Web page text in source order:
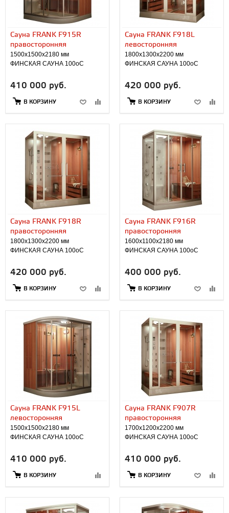
Сауна FRANK F915R
правосторонняя
1500х1500х2180 мм
ФИНСКАЯ САУНА 100оС
410 000 руб.
В КОРЗИНУ
Сауна FRANK F918L
левосторонняя
1800х1300х2200 мм
ФИНСКАЯ САУНА 100оС
420 000 руб.
В КОРЗИНУ
Сауна FRANK F918R
правосторонняя
1800х1300х2200 мм
ФИНСКАЯ САУНА 100оС
420 000 руб.
В КОРЗИНУ
Сауна FRANK F916R
правосторонняя
1600х1100х2180 мм
ФИНСКАЯ САУНА 100оС
400 000 руб.
В КОРЗИНУ
Сауна FRANK F915L
левосторонняя
1500х1500х2180 мм
ФИНСКАЯ САУНА 100оС
410 000 руб.
В КОРЗИНУ
Сауна FRANK F907R
правосторонняя
1700х1200х2200 мм
ФИНСКАЯ САУНА 100оС
410 000 руб.
В КОРЗИНУ